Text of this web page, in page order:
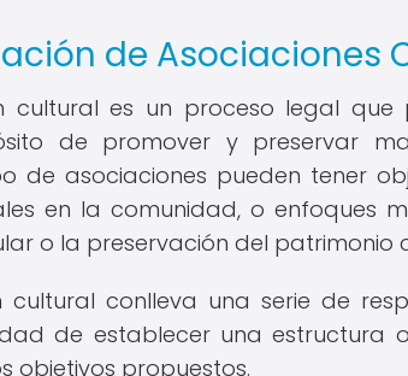
de Asociaciones
cultural es un proceso legal
de promover y preservar
de asociaciones pueden tener
en la comunidad, o enfoques
o la preservación del patrimonio
conlleva una serie de
de establecer una estructura
objetivos propuestos.